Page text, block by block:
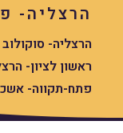
הרצליה-
הרצליה- סוקולוב 36 | 052-4056-448
ראשון לציון- הרצל 47 | 077-536-
פתח-תקווה- אשכנזי 1 | 077-